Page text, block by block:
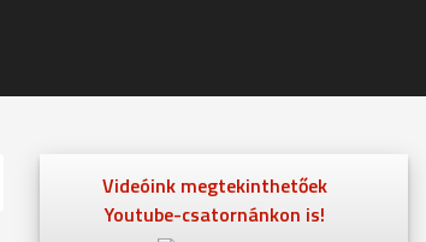
Videóink megtekinthetőek
Youtube-csatornánkon is!